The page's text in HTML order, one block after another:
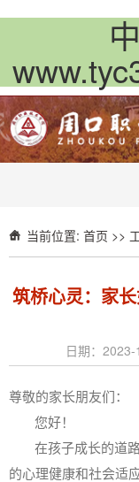
当前位置: 首页 >>
筑桥心灵：家
日期：
尊敬的家长朋友们：
您好！
在孩子成长的道
的心理健康和社会适